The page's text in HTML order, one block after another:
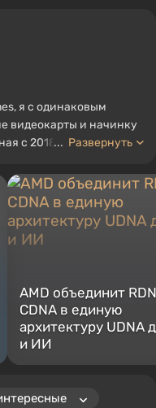
я с одинаковым
видеокарты и начинку
с 2018 года пишу об
разбираться в
к электроники
поэтому я всегда
интересного в области
... Развернуть
AMD объединит
CDNA в единую
архитектуру UDNA
и ИИ